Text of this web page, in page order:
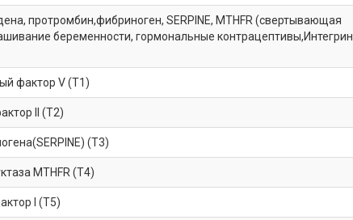
протромбин,фибриноген, SERPINE, MTHFR (свертывающая
беременности, гормональные контрацептивы,Интегрин
фактор V (Т1)
II (Т2)
(Т3)
MTHFR (Т4)
I (Т5)